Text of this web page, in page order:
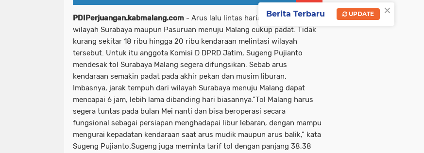
PDIPerjuangan.kabmalang.com - Arus lalu lintas harian (LHR) dari
wilayah Surabaya maupun Pasuruan menuju Malang cukup padat. Tidak
kurang sekitar 18 ribu hingga 20 ribu kendaraan melintasi wilayah
tersebut. Untuk itu anggota Komisi D DPRD Jatim, Sugeng Pujianto
mendesak tol Surabaya Malang segera difungsikan. Sebab arus
kendaraan semakin padat pada akhir pekan dan musim liburan.
Imbasnya, jarak tempuh dari wilayah Surabaya menuju Malang dapat
mencapai 6 jam, lebih lama dibanding hari biasannya."Tol Malang harus
segera tuntas pada bulan Mei nanti dan bisa beroperasi secara
fungsional sebagai persiapan menghadapai libur lebaran, dengan mampu
mengurai kepadatan kendaraan saat arus mudik maupun arus balik," kata
Sugeng Pujianto.Sugeng juga meminta tarif tol dengan panjang 38,38
×
Berita Terbaru UPDATE